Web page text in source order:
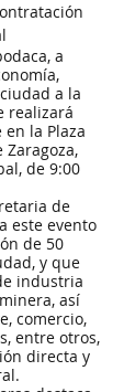
a
a la
realizará
la Plaza
de 9:00
de
este evento
de 50
y que
industria
así
comercio,
entre otros,
directa y